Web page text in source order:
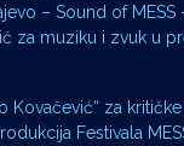
– Sound of MESS
za muziku i zvuk u
Kovačević“ za
Festivala